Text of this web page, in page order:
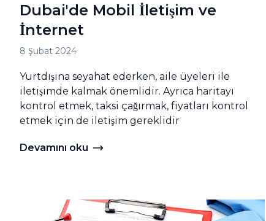
Dubai'de Mobil İletişim ve
İnternet
8 Şubat 2024
Yurtdışına seyahat ederken, aile üyeleri ile
iletişimde kalmak önemlidir. Ayrıca haritayı
kontrol etmek, taksi çağırmak, fiyatları kontrol
etmek için de iletişim gereklidir
Devamını oku Dubai'de Mobil İletişim ve İnternet
Devamını oku